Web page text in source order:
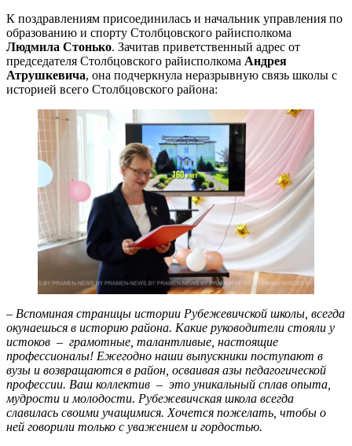
К поздравлениям присоединилась и начальник управления по
образованию и спорту Столбцовского райисполкома
Людмила Стонько. Зачитав приветственный адрес от
председателя Столбцовского райисполкома Андрея
Атрушкевича, она подчеркнула неразрывную связь школы с
историей всего Столбцовского района:
– Вспоминая страницы истории Рубежевичской школы, всегда
окунаешься в историю района. Какие руководители стояли у
истоков – грамотные, талантливые, настоящие
профессионалы! Ежегодно наши выпускники поступают в
вузы и возвращаются в район, осваивая азы педагогической
профессии. Ваш коллектив – это уникальный сплав опыта,
мудрости и молодости. Рубежевичская школа всегда
славилась своими учащимися. Хочется пожелать, чтобы о
ней говорили только с уважением и гордостью.